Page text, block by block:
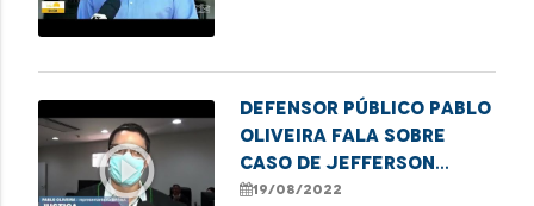
Imperatriz
play_circle_outline
Defensor Público Pablo
Oliveira fala sobre
caso de Jefferson
Serpa, acusado de
19/08/2022